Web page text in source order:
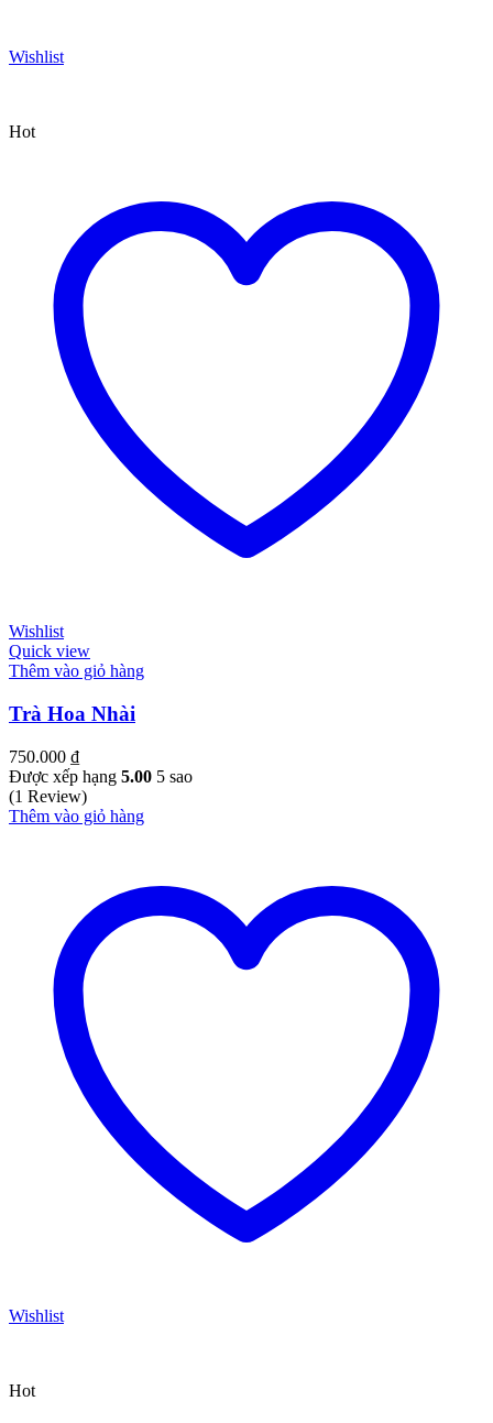
Wishlist
Hot
Wishlist
Quick view
Thêm vào giỏ hàng
Trà Hoa Nhài
750.000 ₫
Được xếp hạng 5.00 5 sao
(1 Review)
Thêm vào giỏ hàng
Wishlist
Hot